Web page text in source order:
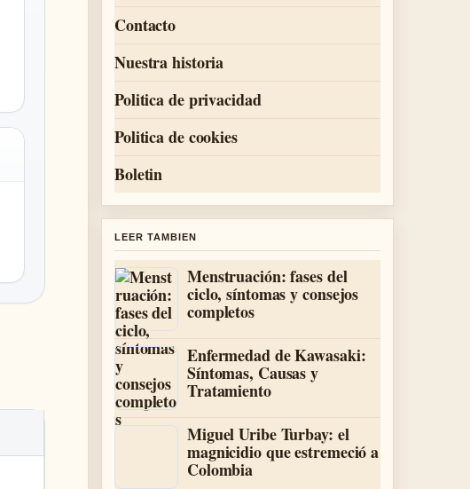
Contacto
Nuestra historia
Politica de privacidad
Politica de cookies
Boletin
LEER TAMBIEN
Menstruación: fases del
ciclo, síntomas y consejos
completos
Enfermedad de Kawasaki:
Síntomas, Causas y
Tratamiento
Miguel Uribe Turbay: el
magnicidio que estremeció a
Colombia